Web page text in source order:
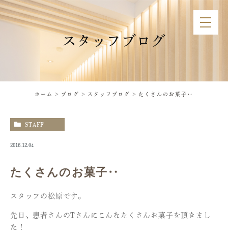
スタッフブログ
ホーム ブログ スタッフブログ たくさんのお菓子‥
STAFF
2016.12.04
たくさんのお菓子‥
スタッフの松原です。
先日、患者さんのTさんにこんなたくさんお菓子を頂きまし
た！